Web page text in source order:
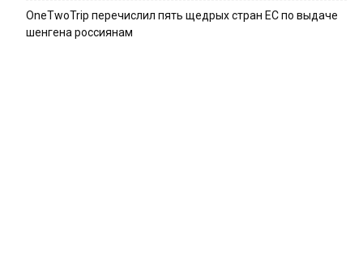
OneTwoTrip перечислил пять щедрых стран ЕС по выдаче
шенгена россиянам